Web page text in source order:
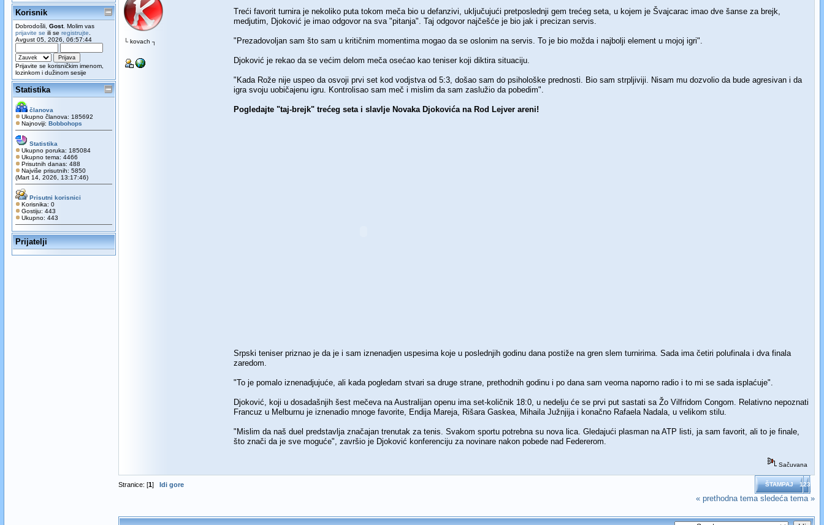
Korisnik
Dobrodošli, Gost. Molim vas
prijavite se ili se registrujte
Avgust 05, 2026, 06:57:44
Prijavite se korisničkim imenom,
lozinkom i dužinom sesije
Statistika
članova
Ukupno članova: 185692
Najnoviji: Bobbohops
Statistika
Ukupno poruka: 185084
Ukupno tema: 4466
Prisutnih danas: 488
Najviše prisutnih: 5850
(Mart 14, 2026, 13:17:46)
Prisutni korisnici
Korisnika: 0
Gostiju: 443
Ukupno: 443
Prijatelji
└ kovach ┐
Treći favorit turnira je nekoliko puta tokom meča bio u defanzivi, uključujući pretposlednji gem trećeg seta, u kojem je Švajcarac imao dve šanse za brejk,
medjutim, Djoković je imao odgovor na sva "pitanja". Taj odgovor najčešće je bio jak i precizan servis.
"Prezadovoljan sam što sam u kritičnim momentima mogao da se oslonim na servis. To je bio možda i najbolji element u mojoj igri".
Djoković je rekao da se većim delom meča osećao kao teniser koji diktira situaciju.
"Kada Rože nije uspeo da osvoji prvi set kod vodjstva od 5:3, došao sam do psihološke prednosti. Bio sam strpljiviji. Nisam mu dozvolio da bude agresivan i da
igra svoju uobičajenu igru. Kontrolisao sam meč i mislim da sam zaslužio da pobedim".
Pogledajte "taj-brejk" trećeg seta i slavlje Novaka Djokovića na Rod Lejver areni!
Srpski teniser priznao je da je i sam iznenadjen uspesima koje u poslednjih godinu dana postiže na gren slem turnirima. Sada ima četiri polufinala i dva finala
zaredom.
"To je pomalo iznenadjujuće, ali kada pogledam stvari sa druge strane, prethodnih godinu i po dana sam veoma naporno radio i to mi se sada isplaćuje".
Djoković, koji u dosadašnjih šest mečeva na Australijan openu ima set-količnik 18:0, u nedelju će se prvi put sastati sa Žo Vilfridom Congom. Relativno nepoznati
Francuz u Melburnu je iznenadio mnoge favorite, Endija Mareja, Rišara Gaskea, Mihaila Južnjija i konačno Rafaela Nadala, u velikom stilu.
"Mislim da naš duel predstavlja značajan trenutak za tenis. Svakom sportu potrebna su nova lica. Gledajući plasman na ATP listi, ja sam favorit, ali to je finale,
što znači da je sve moguće", završio je Djoković konferenciju za novinare nakon pobede nad Federerom.
Sačuvana
Stranice: [1] Idi gore ŠTAMPAJ 123
« prethodna tema sledeća tema »